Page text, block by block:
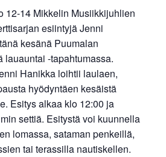
12-14 Mikkelin Musiikkijuhlien
esiintyjä Jenni
kesänä Puumalan
lauauntai -tapahtumassa.
Hanikka loihtii laulaen,
hyödyntäen kesäistä
Esitys alkaa klo 12:00 ja
settiä. Esitystä voi kuunnella
lomassa, sataman penkeillä,
tai terassilla nautiskellen.